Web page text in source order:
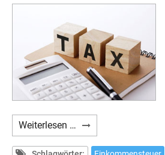
Weiterlesen … Schenkung
einer